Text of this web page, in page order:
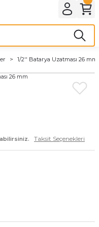
BTU
Seri
1/2'' Batarya Uzatması 26 mm
Taksit Seçenekleri